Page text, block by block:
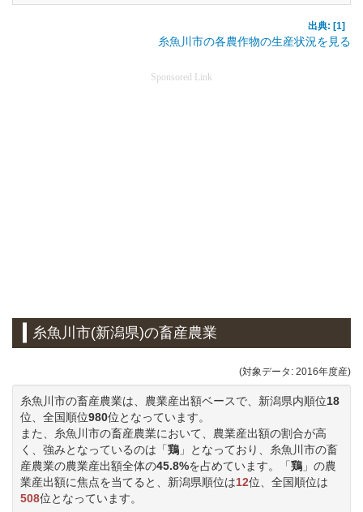
出典: [1]
糸魚川市の各農作物の生産状況を見る
Sponsored Link
糸魚川市(新潟県)の畜産農業
(対象データ: 2016年度産)
糸魚川市の畜産農業は、農業産出額ベースで、新潟県内順位18
位、全国順位980位となっています。
また、糸魚川市の畜産農業において、農業産出額の割合が高
く、強みとなっているのは「鶏 」となっており、糸魚川市の畜
産農業の農業産出額全体の45.8%を占めています。「鶏 」の農
業産出額に焦点を当てると、新潟県順位は12位、全国順位は
508位となっています。